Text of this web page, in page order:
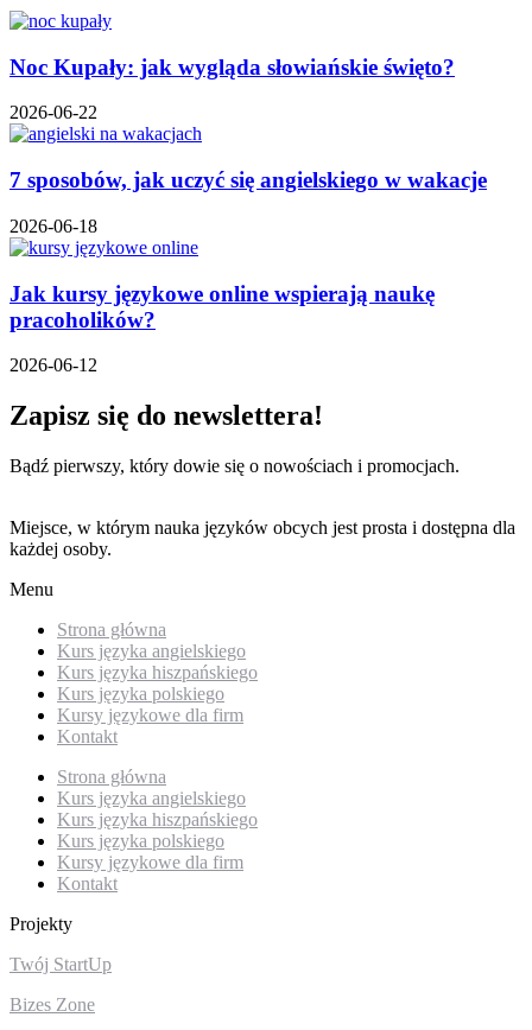
Noc Kupały: jak wygląda słowiańskie święto?
2026-06-22
7 sposobów, jak uczyć się angielskiego w wakacje
2026-06-18
Jak kursy językowe online wspierają naukę
pracoholików?
2026-06-12
Zapisz się do newslettera!
Bądź pierwszy, który dowie się o nowościach i promocjach.
Miejsce, w którym nauka języków obcych jest prosta i dostępna dla
każdej osoby.
Menu
Strona główna
Kurs języka angielskiego
Kurs języka hiszpańskiego
Kurs języka polskiego
Kursy językowe dla firm
Kontakt
Strona główna
Kurs języka angielskiego
Kurs języka hiszpańskiego
Kurs języka polskiego
Kursy językowe dla firm
Kontakt
Projekty
Twój StartUp
Bizes Zone